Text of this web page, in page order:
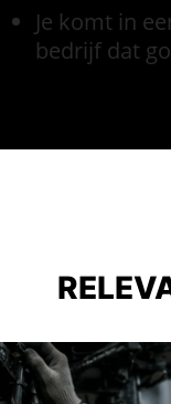
Je komt in
bedrijf dat